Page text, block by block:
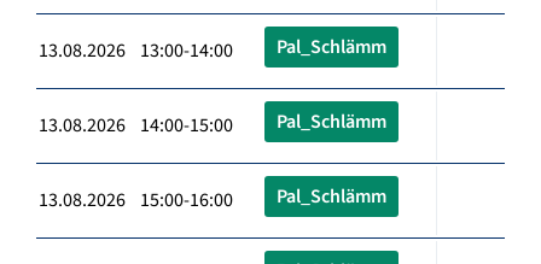
13.08.2026 13:00-14:00 Pal_Schlämm
13.08.2026 14:00-15:00 Pal_Schlämm
13.08.2026 15:00-16:00 Pal_Schlämm